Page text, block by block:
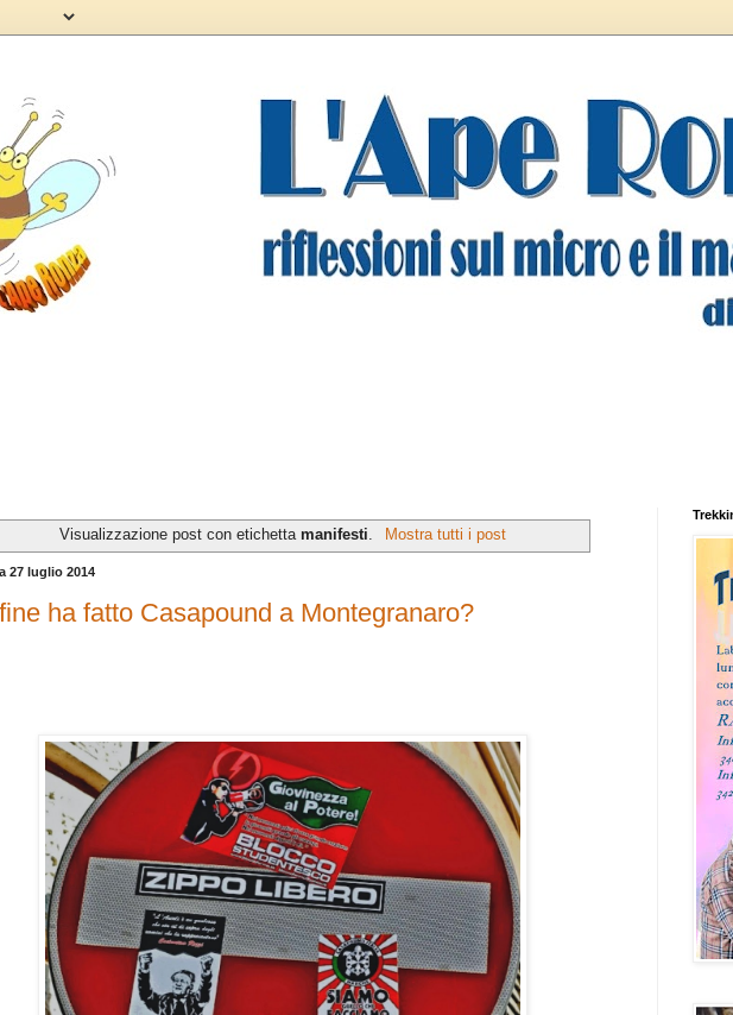
Visualizzazione post con etichettamanifesti Mostra tutti i post
27 luglio 2014
ha fatto Casapound a Montegranaro?